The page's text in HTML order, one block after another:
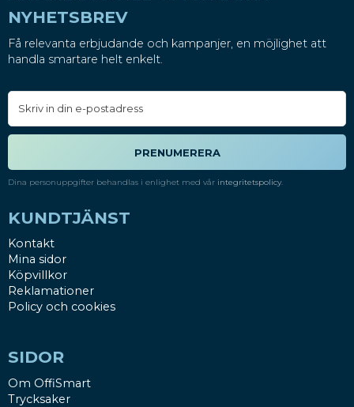
NYHETSBREV
Få relevanta erbjudande och kampanjer, en möjlighet att
handla smartare helt enkelt.
PRENUMERERA
Dina personuppgifter behandlas i enlighet med vår integritetspolicy.
KUNDTJÄNST
Kontakt
Mina sidor
Köpvillkor
Reklamationer
Policy och cookies
SIDOR
Om OffiSmart
Trycksaker